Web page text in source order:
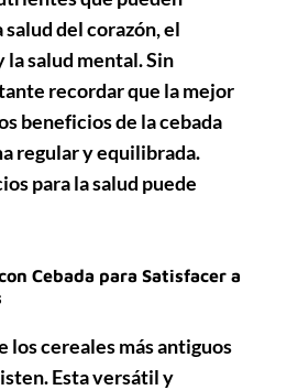
del corazón, el
salud mental. Sin
recordar que la mejor
beneficios de la cebada
regular y equilibrada.
para la salud puede
Cebada para Satisfacer a
los cereales más antiguos
Esta versátil y